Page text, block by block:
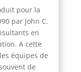
pour la
par John C.
en
A cette
équipes de
de